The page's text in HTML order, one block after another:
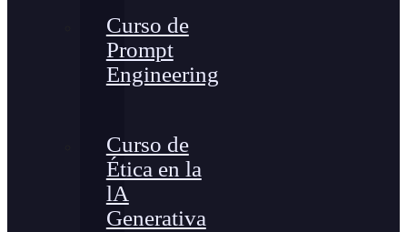
Curso de
Prompt
Engineering
Curso de
Ética en la
lA
Generativa